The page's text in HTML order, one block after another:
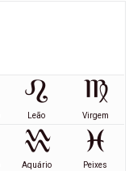
Leão Virgem
Aquário Peixes